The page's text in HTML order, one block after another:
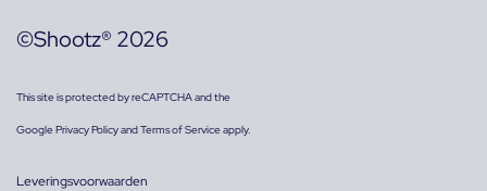
©Shootz® 2026
This site is protected by reCAPTCHA and the
GooglePrivacy PolicyandTerms of Serviceapply.
Leveringsvoorwaarden